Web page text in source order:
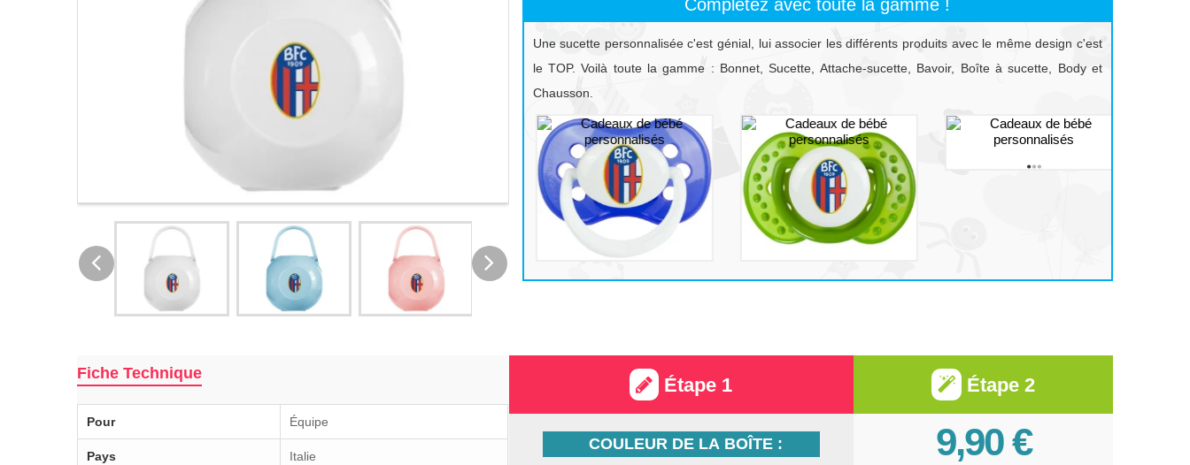
Complétez avec toute la gamme !
Une sucette personnalisée c'est génial, lui associer les différents produits avec le même design c'est
le TOP. Voilà toute la gamme : Bonnet, Sucette, Attache-sucette, Bavoir, Boîte à sucette, Body et
Chausson.
prev next
Fiche Technique
Pour Équipe
Pays Italie
Étape 1
COULEUR DE LA BOÎTE :
Étape 2
9,90 €